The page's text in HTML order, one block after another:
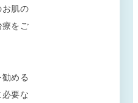
お肌の
療をご
める
必要な